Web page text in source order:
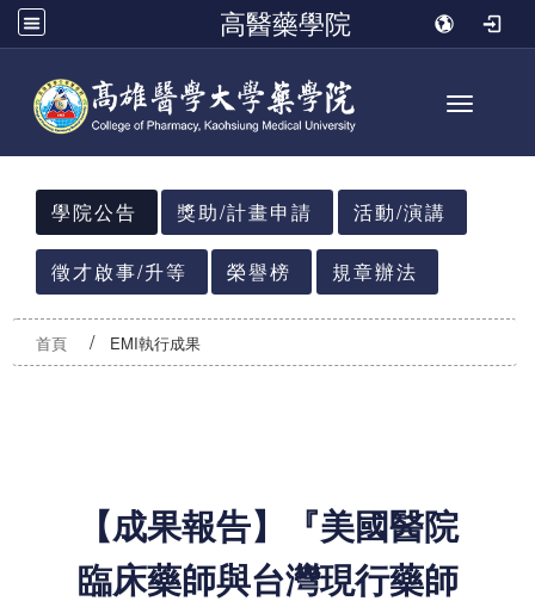
高醫藥學院
Toggle
:::
學院公告
獎助/計畫申請 活動/演講
徵才啟事/升等 榮譽榜 規章辦法
首頁 EMI執行成果
【成果報告】『美國醫院
臨床藥師與台灣現行藥師